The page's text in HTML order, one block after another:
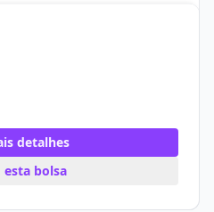
detalhes
esta bolsa